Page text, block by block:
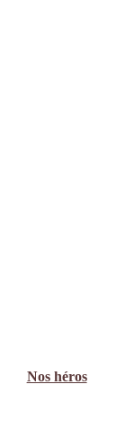
Nos héros